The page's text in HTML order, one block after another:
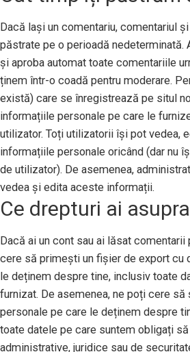
Dacă lași un comentariu, comentariul
păstrate pe o perioadă nedeterminată.
și aproba automat toate comentariile
ținem într-o coadă pentru moderare.
există) care se înregistrează pe situl
informațiile personale pe care le
utilizator. Toți utilizatorii își pot vedea,
informațiile personale oricând (dar nu
de utilizator). De asemenea,
vedea și edita aceste informații.
Ce drepturi ai
Dacă ai un cont sau ai lăsat
cere să primești un fișier de export cu
le deținem despre tine, inclusiv toate
furnizat. De asemenea, ne poți cere
personale pe care le deținem despre
toate datele pe care suntem obligați
administrative, juridice sau de